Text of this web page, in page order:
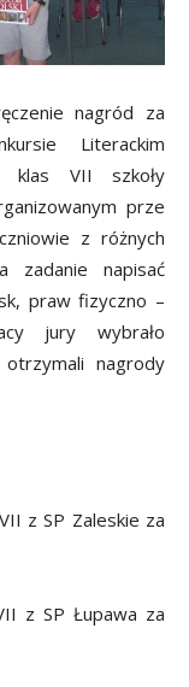
nagród za
Literackim
klas VII szkoły
prze
z różnych
zadanie napisać
praw fizyczno –
jury wybrało
nagrody
z SP Zaleskie za
z SP Łupawa za